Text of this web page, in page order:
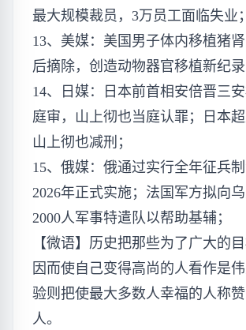
最大规模裁员，3万员工面临失业；
13、美媒：美国男子体内移植猪
后摘除，创造动物器官移植新纪录
14、日媒：日本前首相安倍晋三
庭审，山上彻也当庭认罪；日本
山上彻也减刑；
15、俄媒：俄通过实行全年征兵
2026年正式实施；法国军方拟向
2000人军事特遣队以帮助基辅；
【微语】历史把那些为了广大的目
因而使自己变得高尚的人看作是
验则把使最大多数人幸福的人称
人。